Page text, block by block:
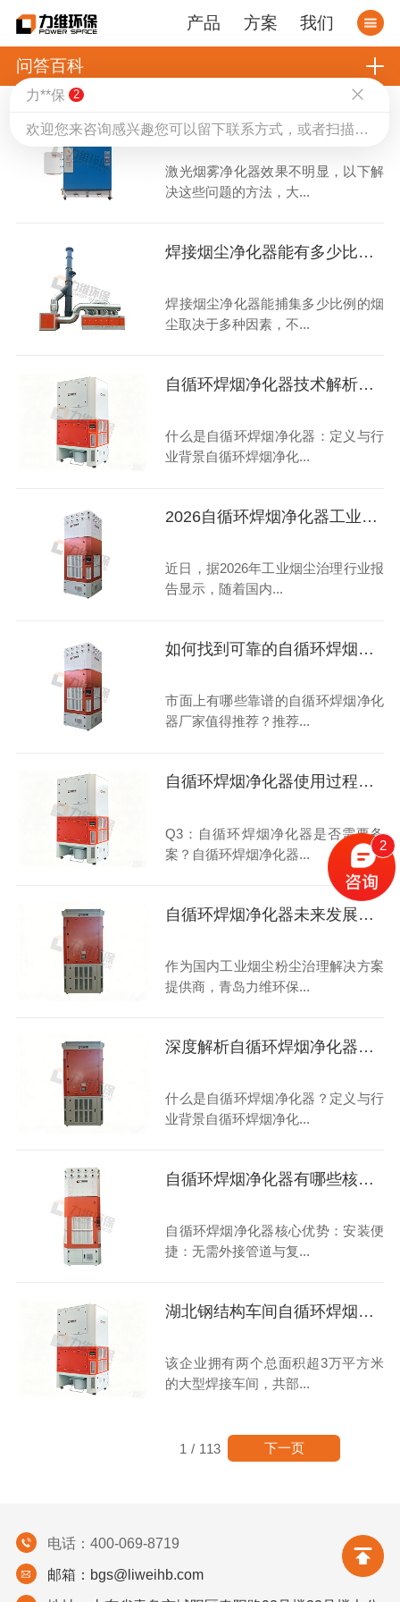
产品 方案 我们
问答百科
激光烟雾净化器效果不明显，以下解
决这些问题的方法，大...
焊接烟尘净化器能有多少比例的烟尘被捕集？
焊接烟尘净化器能捕集多少比例的烟
尘取决于多种因素，不...
自循环焊烟净化器技术解析了解下
什么是自循环焊烟净化器：定义与行
业背景自循环焊烟净化...
2026自循环焊烟净化器工业级高性价比畅销型号选购指南
近日，据2026年工业烟尘治理行业报
告显示，随着国内...
如何找到可靠的自循环焊烟净化器合作伙伴？
市面上有哪些靠谱的自循环焊烟净化
器厂家值得推荐？推荐...
自循环焊烟净化器使用过程常见问题汇总
Q3：自循环焊烟净化器是否需要备
案？自循环焊烟净化器...
自循环焊烟净化器未来发展趋势
作为国内工业烟尘粉尘治理解决方案
提供商，青岛力维环保...
深度解析自循环焊烟净化器：原理、应用
什么是自循环焊烟净化器？定义与行
业背景自循环焊烟净化...
自循环焊烟净化器有哪些核心优势？
自循环焊烟净化器核心优势：安装便
捷：无需外接管道与复...
湖北钢结构车间自循环焊烟净化器案例
该企业拥有两个总面积超3万平方米
的大型焊接车间，共部...
1 / 113 下一页
电话：400-069-8719
邮箱：bgs@liweihb.com
2
力**保 2
欢迎您来咨询感兴趣您可以留下联系方式，或者扫描上方二维码咨询哦，我们会给您安排专业的销售工程师跟您对接，为您提供专业的解决方案和报价。